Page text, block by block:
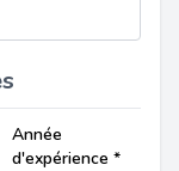
Année
d'expérience *